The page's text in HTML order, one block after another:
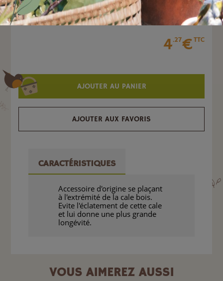
4 x 1.07€
4.27€TTC
AJOUTER AU PANIER
AJOUTER AUX FAVORIS
CARACTÉRISTIQUES
Accessoire d'origine se plaçant
à l'extrémité de la cale bois.
Evite l'éclatement de cette cale
et lui donne une plus grande
longévité.
VOUS AIMEREZ AUSSI